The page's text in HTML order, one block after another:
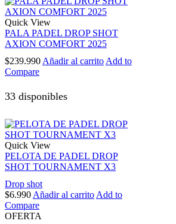
Quick View
PALA PADEL DROP SHOT
AXION COMFORT 2025
$239.990 Añadir al carrito Add to
Compare
33 disponibles
Quick View
PELOTA DE PADEL DROP
SHOT TOURNAMENT X3
Drop shot
$6.990 Añadir al carrito Add to
Compare
OFERTA